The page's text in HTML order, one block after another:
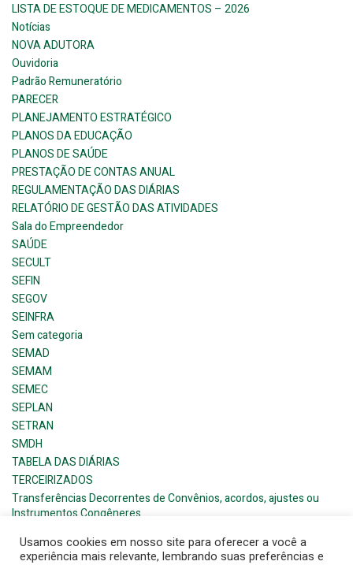
LISTA DE ESTOQUE DE MEDICAMENTOS – 2026
Notícias
NOVA ADUTORA
Ouvidoria
Padrão Remuneratório
PARECER
PLANEJAMENTO ESTRATÉGICO
PLANOS DA EDUCAÇÃO
PLANOS DE SAÚDE
PRESTAÇÃO DE CONTAS ANUAL
REGULAMENTAÇÃO DAS DIÁRIAS
RELATÓRIO DE GESTÃO DAS ATIVIDADES
Sala do Empreendedor
SAÚDE
SECULT
SEFIN
SEGOV
SEINFRA
Sem categoria
SEMAD
SEMAM
SEMEC
SEPLAN
SETRAN
SMDH
TABELA DAS DIÁRIAS
TERCEIRIZADOS
Transferências Decorrentes de Convênios, acordos, ajustes ou
Instrumentos Congêneres
Usamos cookies em nosso site para oferecer a você a
experiência mais relevante, lembrando suas preferências e